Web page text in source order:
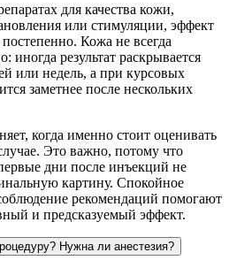
для качества кожи,
или стимуляции, эффект
Кожа не всегда
иногда результат раскрывается
или недель, а при курсовых
заметнее после нескольких
когда именно стоит оценивать
Это важно, потому что
дни после инъекций не
картину. Спокойное
рекомендаций помогают
и предсказуемый эффект.
Нужна ли анестезия?